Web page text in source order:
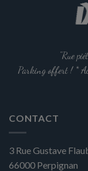
"Rue
Parking offert ! *
CONTACT
3 Rue Gustave
66000 Perpignan